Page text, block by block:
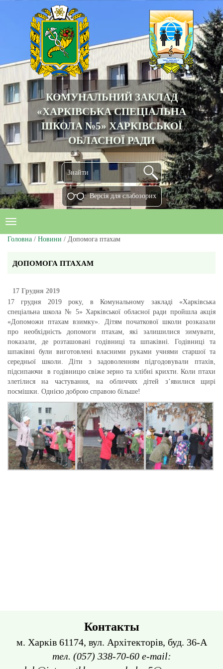
КОМУНАЛЬНИЙ ЗАКЛАД
«ХАРКІВСЬКА СПЕЦІАЛЬНА
ШКОЛА №5» ХАРКІВСЬКОЇ
ОБЛАСНОЇ РАДИ
Версiя для слабозорих
Головна / Новини / Допомога птахам
ДОПОМОГА ПТАХАМ
17 Грудня 2019
17 грудня 2019 року, в Комунальному закладі «Харківська
спеціальна школа № 5» Харківської обласної ради пройшла акція
«Допоможи птахам взимку». Дітям початкової школи розказали
про необхідність допомоги птахам, які залишилися зимувати,
показали, де розташовані годівниці та шпаківні. Годівниці та
шпаківні були виготовлені власними руками учнями старшої та
середньої школи. Діти з задоволенням підгодовували птахів,
підсипаючи в годівницю свіже зерно та хлібні крихти. Коли птахи
злетілися на частування, на обличчях дітей з’явилися щирі
посмішки. Однією доброю справою більше!
Контакты
м. Харків 61174, вул. Архітекторів, буд. 36-А
тел. (057) 338-70-60 e-mail: